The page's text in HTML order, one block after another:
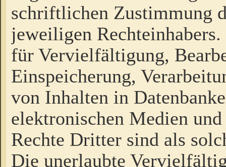
schriftlichen Zustimmung
jeweiligen
für Vervielfältigung,
Einspeicherung,
von Inhalten in
elektronischen Medien
Rechte Dritter sind als
Die unerlaubte